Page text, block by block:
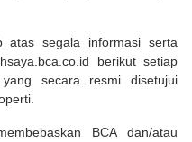
atas segala informasi serta
berikut setiap
secara resmi disetujui
BCA dan/atau